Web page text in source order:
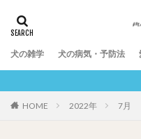
犬の雑学 犬の病気・予防法
HOME 2022年 7月